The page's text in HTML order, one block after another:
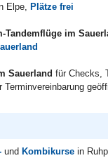
Elpe, Plätze frei
Tandemflüge im
Sauerland für Checks,
und Kombikurse in